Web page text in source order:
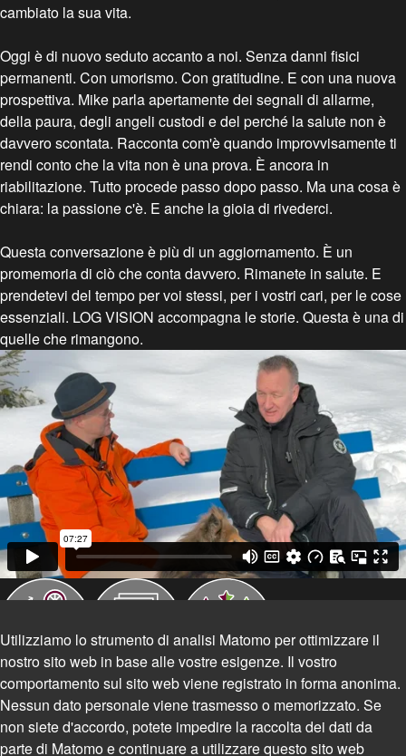
cambiato la sua vita.
Oggi è di nuovo seduto accanto a noi. Senza danni fisici
permanenti. Con umorismo. Con gratitudine. E con una nuova
prospettiva. Mike parla apertamente dei segnali di allarme,
della paura, degli angeli custodi e del perché la salute non è
davvero scontata. Racconta com'è quando improvvisamente ti
rendi conto che la vita non è una prova. È ancora in
riabilitazione. Tutto procede passo dopo passo. Ma una cosa è
chiara: la passione c'è. E anche la gioia di rivederci.
Questa conversazione è più di un aggiornamento. È un
promemoria di ciò che conta davvero. Rimanete in salute. E
prendetevi del tempo per voi stessi, per i vostri cari, per le cose
essenziali. LOG VISION accompagna le storie. Questa è una di
quelle che rimangono.
Utilizziamo lo strumento di analisi Matomo per ottimizzare il
nostro sito web in base alle vostre esigenze. Il vostro
comportamento sul sito web viene registrato in forma anonima.
Nessun dato personale viene trasmesso o memorizzato. Se
non siete d'accordo, potete impedire la raccolta dei dati da
parte di Matomo e continuare a utilizzare questo sito web